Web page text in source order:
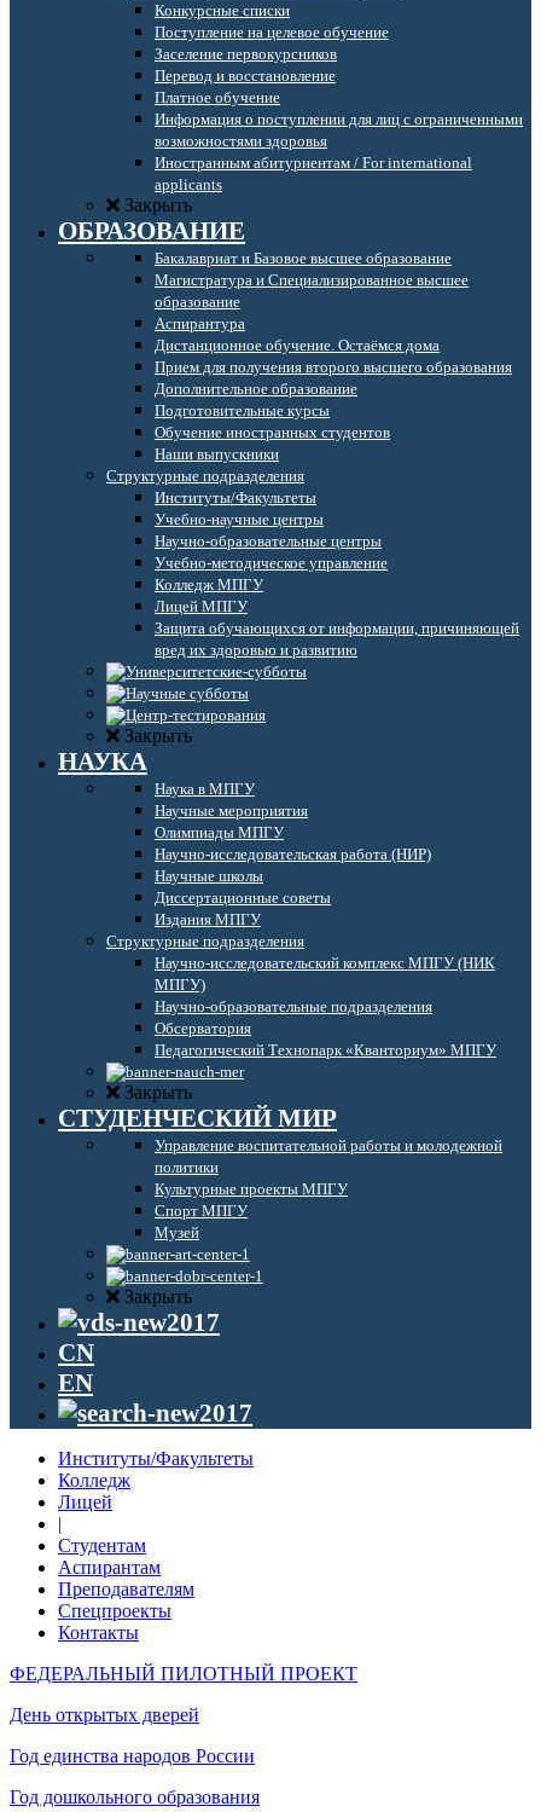
Конкурсные списки
Поступление на целевое обучение
Заселение первокурсников
Перевод и восстановление
Платное обучение
Информация о поступлении для лиц с ограниченными
возможностями здоровья
Иностранным абитуриентам / For international
applicants
Закрыть
ОБРАЗОВАНИЕ
Бакалавриат и Базовое высшее образование
Магистратура и Специализированное высшее
образование
Аспирантура
Дистанционное обучение. Остаёмся дома
Прием для получения второго высшего образования
Дополнительное образование
Подготовительные курсы
Обучение иностранных студентов
Наши выпускники
Структурные подразделения
Институты/Факультеты
Учебно-научные центры
Научно-образовательные центры
Учебно-методическое управление
Колледж МПГУ
Лицей МПГУ
Защита обучающихся от информации, причиняющей
вред их здоровью и развитию
Закрыть
НАУКА
Наука в МПГУ
Научные мероприятия
Олимпиады МПГУ
Научно-исследовательская работа (НИР)
Научные школы
Диссертационные советы
Издания МПГУ
Структурные подразделения
Научно-исследовательский комплекс МПГУ (НИК
МПГУ)
Научно-образовательные подразделения
Обсерватория
Педагогический Технопарк «Кванториум» МПГУ
Закрыть
СТУДЕНЧЕСКИЙ МИР
Управление воспитательной работы и молодежной
политики
Культурные проекты МПГУ
Спорт МПГУ
Музей
Закрыть
CN
EN
Институты/Факультеты
Колледж
Лицей
|
Студентам
Аспирантам
Преподавателям
Спецпроекты
Контакты
ФЕДЕРАЛЬНЫЙ ПИЛОТНЫЙ ПРОЕКТ
День открытых дверей
Год единства народов России
Год дошкольного образования